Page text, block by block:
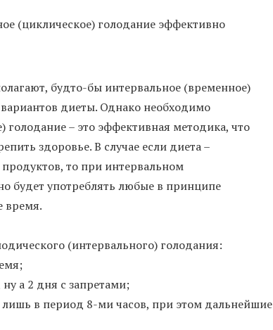
(циклическое) голодание эффективно
будто-бы интервальное (временное)
диеты. Однако необходимо
голодание – это эффективная методика, что
здоровье. В случае если диета –
то при интервальном
будет употреблять любые в принципе
время.
(интервального) голодания:
а 2 дня с запретами;
лишь в период 8-ми часов, при этом дальнейшие